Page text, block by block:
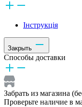
Інструкція
Закрыть
Способы доставки
Забрать из магазина
Проверьте наличие в